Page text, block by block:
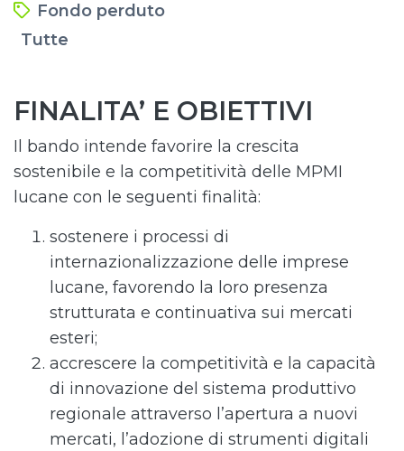
Fondo perduto
Tutte
FINALITA’ E OBIETTIVI
Il bando intende favorire la crescita
sostenibile e la competitività delle MPMI
lucane con le seguenti finalità:
sostenere i processi di
internazionalizzazione delle imprese
lucane, favorendo la loro presenza
strutturata e continuativa sui mercati
esteri;
accrescere la competitività e la capacità
di innovazione del sistema produttivo
regionale attraverso l’apertura a nuovi
mercati, l’adozione di strumenti digitali